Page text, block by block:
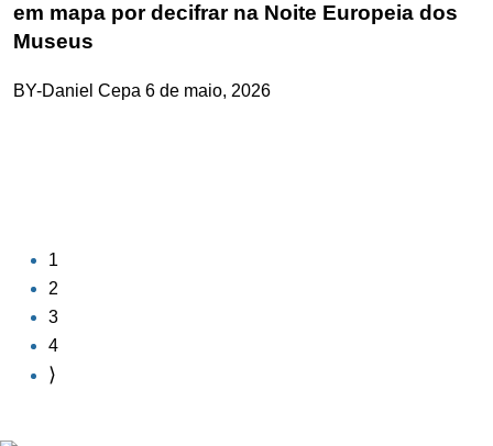
em mapa por decifrar na Noite Europeia dos
Museus
BY-Daniel Cepa 6 de maio, 2026
1
2
3
4